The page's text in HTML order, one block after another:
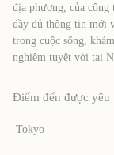
địa phương, của công
đầy đủ thông tin mới
trong cuộc sống,
nghiệm tuyệt vời tại
Điểm đến được yêu
Tokyo